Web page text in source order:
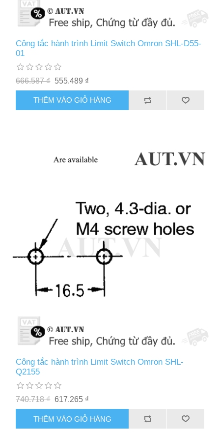
Công tắc hành trình Limit Switch Omron SHL-D55-
01
666.587 ₫ 555.489 ₫
THÊM VÀO GIỎ HÀNG
Công tắc hành trình Limit Switch Omron SHL-
Q2155
740.718 ₫ 617.265 ₫
THÊM VÀO GIỎ HÀNG